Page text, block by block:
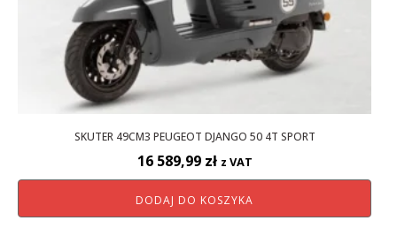
SKUTER 49CM3 PEUGEOT DJANGO 50 4T SPORT
16 589,99 zł z VAT
DODAJ DO KOSZYKA